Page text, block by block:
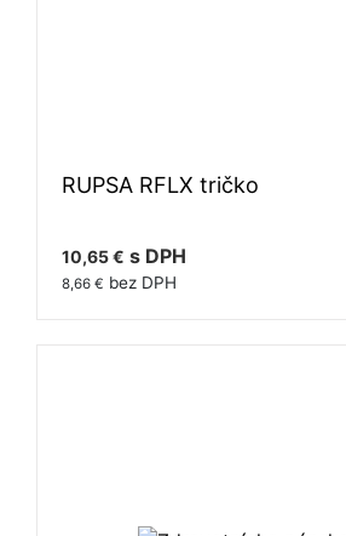
RUPSA RFLX tričko
10,65 € s DPH
8,66 € bez DPH